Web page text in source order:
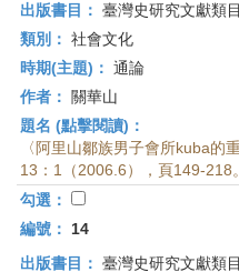
出版書目： 臺灣史研究文獻類
類別： 社會文化
時期(主題)： 通論
作者：
關華山
題名 (點擊閱讀)：
〈阿里山鄒族男子會所kuba的
13：1（2006.6），頁149-218。
勾選：
編號：
14
出版書目： 臺灣史研究文獻類